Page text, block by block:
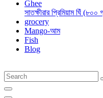
Ghee
সাতক্ষীরার প্রিমিয়াম ঘিঁ
grocery
Mango-আম
Fish
Blog